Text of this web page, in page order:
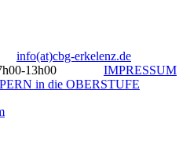
info(at)cbg-erkelenz.de
07h00-13h00 IMPRESSUM
in die OBERSTUFE